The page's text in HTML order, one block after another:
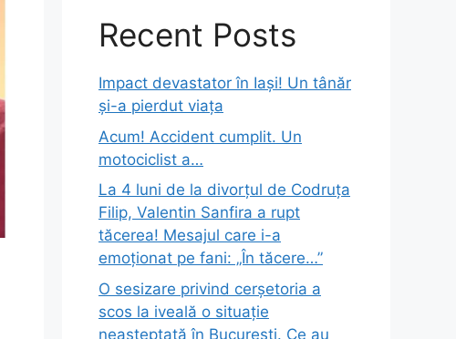
Recent Posts
Impact devastator în Iași! Un tânăr
și-a pierdut viața
Acum! Accident cumplit. Un
motociclist a…
La 4 luni de la divorțul de Codruța
Filip, Valentin Sanfira a rupt
tăcerea! Mesajul care i-a
emoționat pe fani: „În tăcere…”
O sesizare privind cerșetoria a
scos la iveală o situație
neașteptată în București. Ce au